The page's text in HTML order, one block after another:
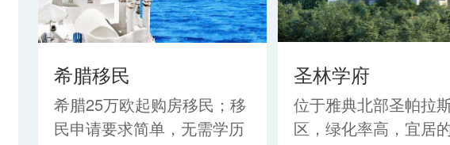
希腊移民
希腊25万欧起购房移民；移
民申请要求简单，无需学历
圣林学府
位于雅典北部圣帕拉
区，绿化率高，宜居